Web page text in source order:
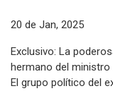
20 de Jan, 2025
Exclusivo: La
hermano del
El grupo político del